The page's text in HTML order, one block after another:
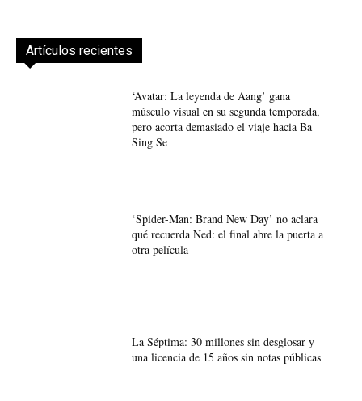
Artículos recientes
‘Avatar: La leyenda de Aang’ gana
músculo visual en su segunda temporada,
pero acorta demasiado el viaje hacia Ba
Sing Se
‘Spider-Man: Brand New Day’ no aclara
qué recuerda Ned: el final abre la puerta a
otra película
La Séptima: 30 millones sin desglosar y
una licencia de 15 años sin notas públicas